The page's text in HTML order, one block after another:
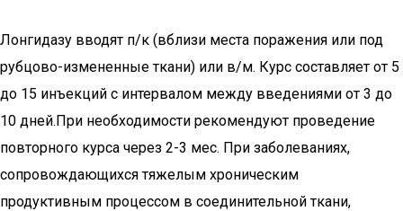
Лонгидазу вводят п/к (вблизи места поражения или под
рубцово-измененные ткани) или в/м. Курс составляет от 5
до 15 инъекций с интервалом между введениями от 3 до
10 дней.При необходимости рекомендуют проведение
повторного курса через 2-3 мес. При заболеваниях,
сопровождающихся тяжелым хроническим
продуктивным процессом в соединительной ткани,